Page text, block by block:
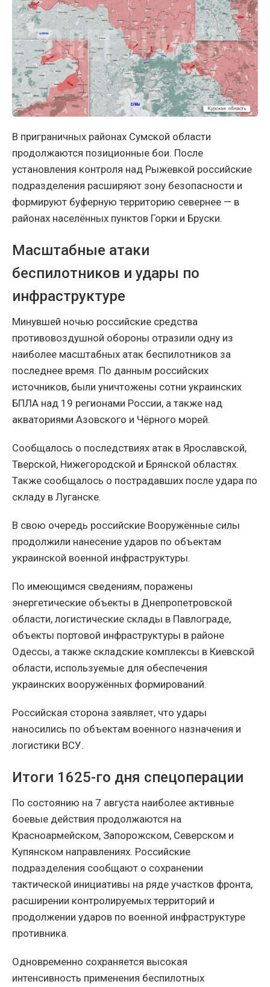
В приграничных районах Сумской области
продолжаются позиционные бои. После
установления контроля над Рыжевкой российские
подразделения расширяют зону безопасности и
формируют буферную территорию севернее — в
районах населённых пунктов Горки и Бруски.
Масштабные атаки
беспилотников и удары по
инфраструктуре
Минувшей ночью российские средства
противовоздушной обороны отразили одну из
наиболее масштабных атак беспилотников за
последнее время. По данным российских
источников, были уничтожены сотни украинских
БПЛА над 19 регионами России, а также над
акваториями Азовского и Чёрного морей.
Сообщалось о последствиях атак в Ярославской,
Тверской, Нижегородской и Брянской областях.
Также сообщалось о пострадавших после удара по
складу в Луганске.
В свою очередь российские Вооружённые силы
продолжили нанесение ударов по объектам
украинской военной инфраструктуры.
По имеющимся сведениям, поражены
энергетические объекты в Днепропетровской
области, логистические склады в Павлограде,
объекты портовой инфраструктуры в районе
Одессы, а также складские комплексы в Киевской
области, используемые для обеспечения
украинских вооружённых формирований.
Российская сторона заявляет, что удары
наносились по объектам военного назначения и
логистики ВСУ.
Итоги 1625-го дня спецоперации
По состоянию на 7 августа наиболее активные
боевые действия продолжаются на
Красноармейском, Запорожском, Северском и
Купянском направлениях. Российские
подразделения сообщают о сохранении
тактической инициативы на ряде участков фронта,
расширении контролируемых территорий и
продолжении ударов по военной инфраструктуре
противника.
Одновременно сохраняется высокая
интенсивность применения беспилотных